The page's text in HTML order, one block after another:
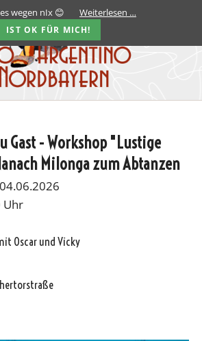
Gast - Workshop "Lustige
Milonga zum Abtanzen
Uhr
Oscar und Vicky
wegen nIx 😊 Weiterlesen …
IST OK FÜR MICH!